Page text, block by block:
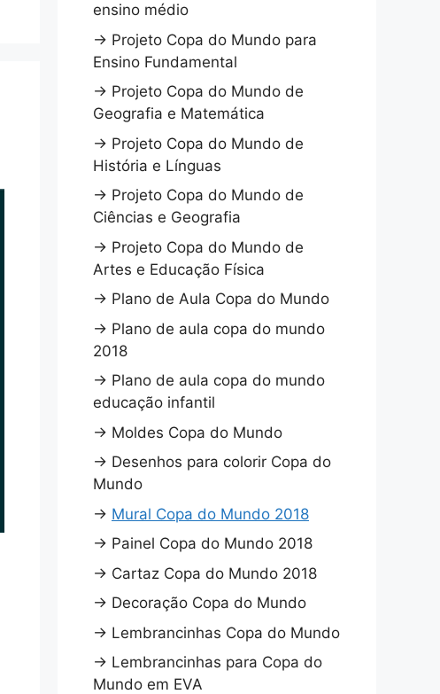
ensino médio
→ Projeto Copa do Mundo para
Ensino Fundamental
→ Projeto Copa do Mundo de
Geografia e Matemática
→ Projeto Copa do Mundo de
História e Línguas
→ Projeto Copa do Mundo de
Ciências e Geografia
→ Projeto Copa do Mundo de
Artes e Educação Física
→ Plano de Aula Copa do Mundo
→ Plano de aula copa do mundo
2018
→ Plano de aula copa do mundo
educação infantil
→ Moldes Copa do Mundo
→ Desenhos para colorir Copa do
Mundo
→ Mural Copa do Mundo 2018
→ Painel Copa do Mundo 2018
→ Cartaz Copa do Mundo 2018
→ Decoração Copa do Mundo
→ Lembrancinhas Copa do Mundo
→ Lembrancinhas para Copa do
Mundo em EVA